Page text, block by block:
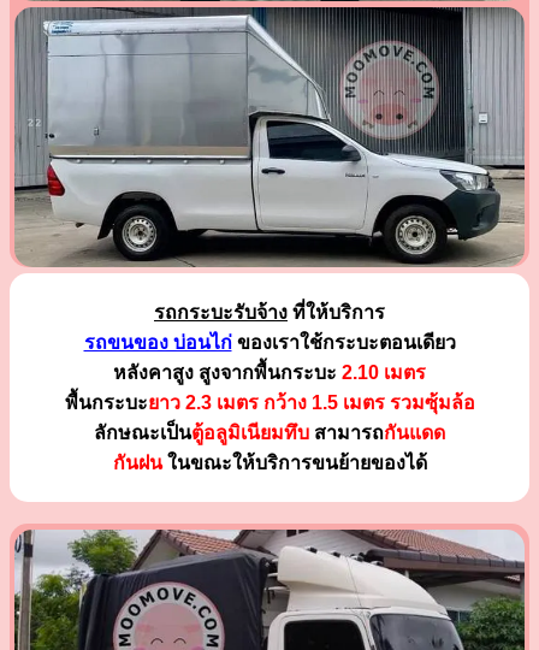
รถกระบะรับจ้าง ที่ให้บริการ
รถขนของ บ่อนไก่ของเราใช้กระบะตอนเดียว
หลังคาสูง สูงจากพื้นกระบะ 2.10 เมตร
พื้นกระบะยาว 2.3 เมตร กว้าง 1.5 เมตร รวมซุ้มล้อ
ลักษณะเป็นตู้อลูมิเนียมทึบ สามารถกันแดด
กันฝนในขณะให้บริการขนย้ายของได้